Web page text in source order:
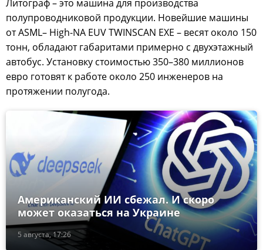
Литограф – это машина для производства
полупроводниковой продукции. Новейшие машины
от ASML– High‑NA EUV TWINSCAN EXE – весят около 150
тонн, обладают габаритами примерно с двухэтажный
автобус. Установку стоимостью 350–380 миллионов
евро готовят к работе около 250 инженеров на
протяжении полугода.
5 августа, 17:26
Американский ИИ сбежал. И скоро
может оказаться на Украине